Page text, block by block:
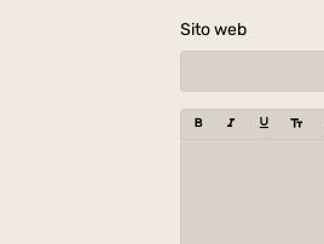
Sito web